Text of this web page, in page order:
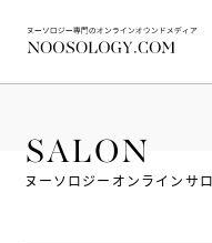
SALON
ヌーソロジーオンラインサ